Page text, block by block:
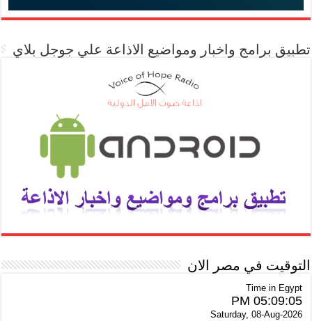
تطبيق برامج واخبار ومواضيع الاذاعة علي جوجل بلاي
التوقيت في مصر الان
Time in Egypt
05:09:05 PM
Saturday, 08-Aug-2026